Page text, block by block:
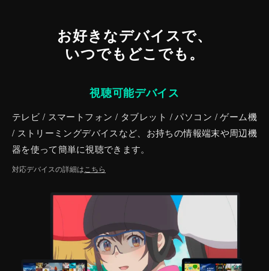
お好きなデバイスで、
いつでもどこでも。
視聴可能デバイス
テレビ / スマートフォン / タブレット / パソコン / ゲーム機
/ ストリーミングデバイスなど、お持ちの情報端末や周辺機
器を使って簡単に視聴できます。
対応デバイスの詳細は こちら